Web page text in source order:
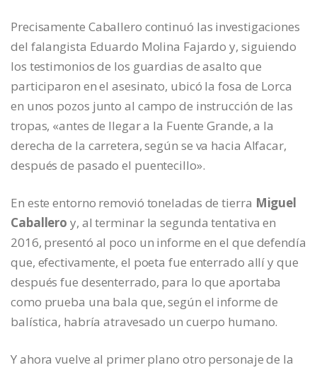
Precisamente Caballero continuó las investigaciones
del falangista Eduardo Molina Fajardo y, siguiendo
los testimonios de los guardias de asalto que
participaron en el asesinato, ubicó la fosa de Lorca
en unos pozos junto al campo de instrucción de las
tropas, «antes de llegar a la Fuente Grande, a la
derecha de la carretera, según se va hacia Alfacar,
después de pasado el puentecillo».
En este entorno removió toneladas de tierra Miguel
Caballero y, al terminar la segunda tentativa en
2016, presentó al poco un informe en el que defendía
que, efectivamente, el poeta fue enterrado allí y que
después fue desenterrado, para lo que aportaba
como prueba una bala que, según el informe de
balística, habría atravesado un cuerpo humano.
Y ahora vuelve al primer plano otro personaje de la